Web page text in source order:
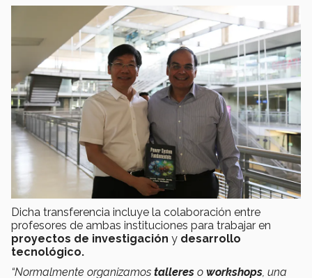
Dicha transferencia incluye la colaboración entre
profesores de ambas instituciones para trabajar en
proyectos de investigación y desarrollo
tecnológico.
“Normalmente organizamos talleres o workshops, una